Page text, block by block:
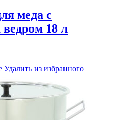
меда с
18 л
Удалить из избранного